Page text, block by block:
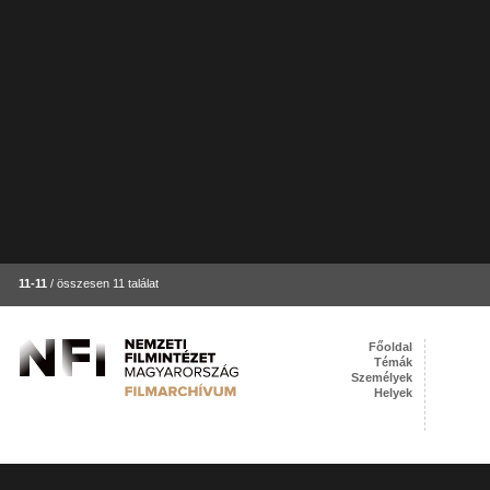
11-11 / összesen 11 találat
Főoldal
Témák
Személyek
Helyek